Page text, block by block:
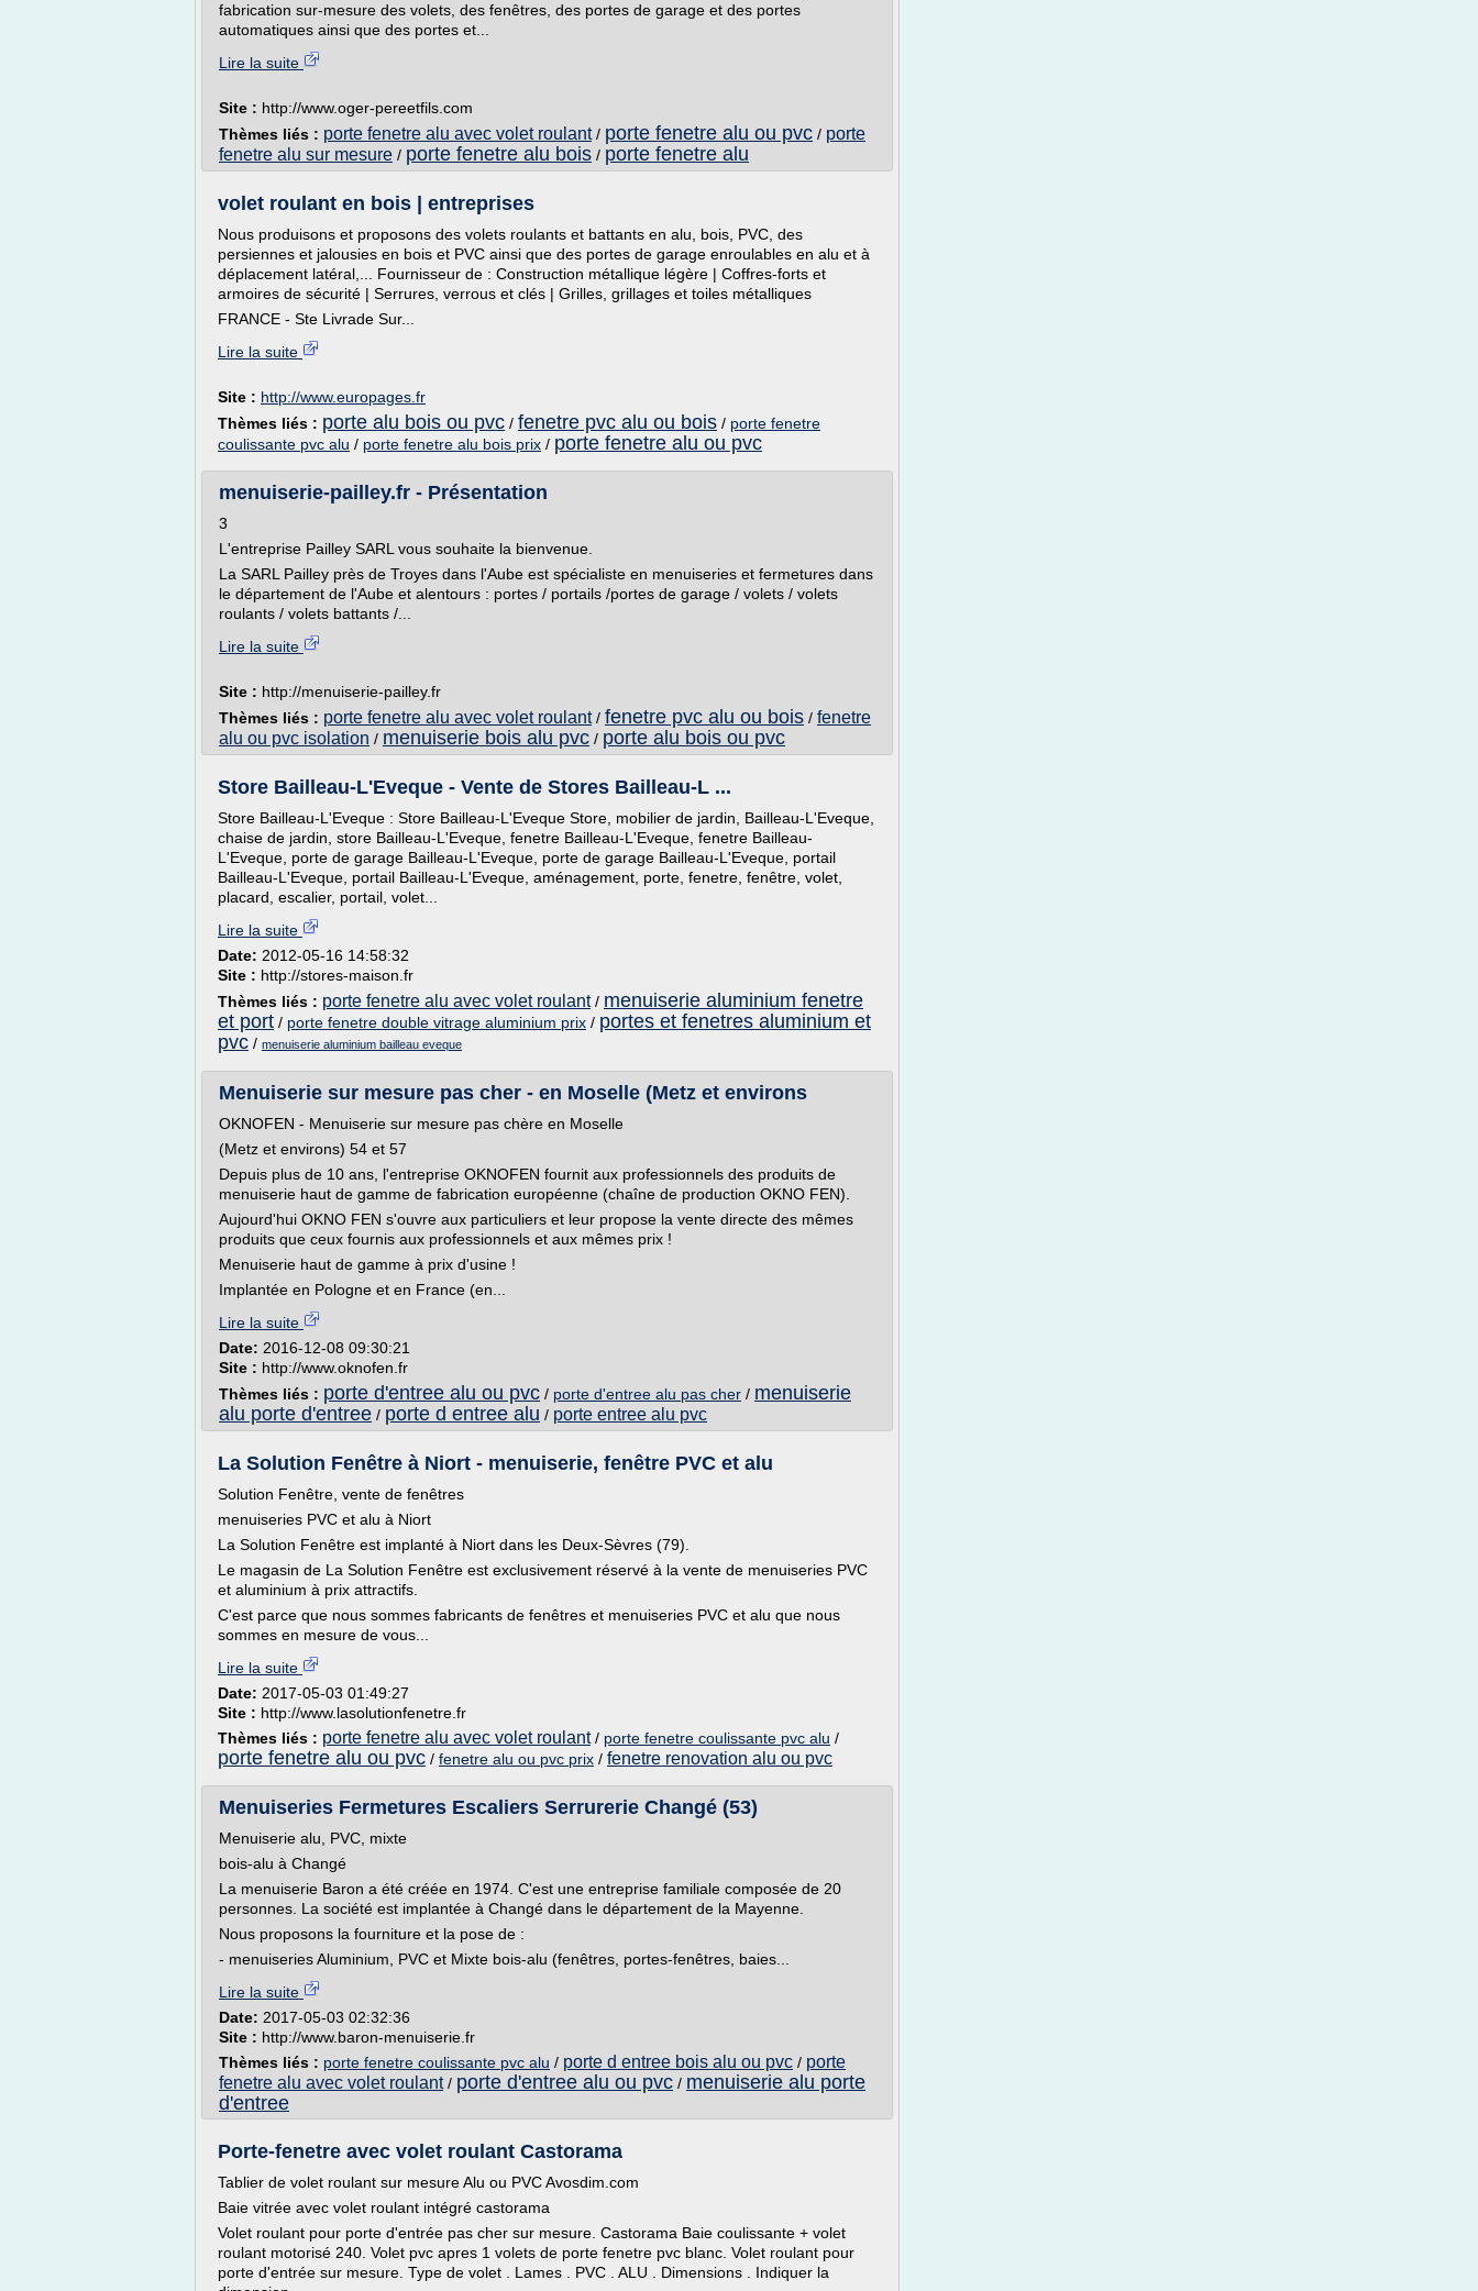
fabrication sur-mesure des volets, des fenêtres, des portes de garage et des portes
automatiques ainsi que des portes et...
Lire la suite
Site : http://www.oger-pereetfils.com
Thèmes liés : porte fenetre alu avec volet roulant/ porte fenetre alu ou pvc / porte
fenetre alu sur mesure / porte fenetre alu bois / porte fenetre alu
volet roulant en bois | entreprises
Nous produisons et proposons des volets roulants et battants en alu, bois, PVC, des
persiennes et jalousies en bois et PVC ainsi que des portes de garage enroulables en alu et à
déplacement latéral,... Fournisseur de : Construction métallique légère | Coffres-forts et
armoires de sécurité | Serrures, verrous et clés | Grilles, grillages et toiles métalliques
FRANCE - Ste Livrade Sur...
Lire la suite
Site : http://www.europages.fr
Thèmes liés : porte alu bois ou pvc / fenetre pvc alu ou bois / porte fenetre
coulissante pvc alu / porte fenetre alu bois prix / porte fenetre alu ou pvc
menuiserie-pailley.fr - Présentation
3
L'entreprise Pailley SARL vous souhaite la bienvenue.
La SARL Pailley près de Troyes dans l'Aube est spécialiste en menuiseries et fermetures dans
le département de l'Aube et alentours : portes / portails /portes de garage / volets / volets
roulants / volets battants /...
Lire la suite
Site : http://menuiserie-pailley.fr
Thèmes liés : porte fenetre alu avec volet roulant/ fenetre pvc alu ou bois / fenetre
alu ou pvc isolation / menuiserie bois alu pvc / porte alu bois ou pvc
Store Bailleau-L'Eveque - Vente de Stores Bailleau-L ...
Store Bailleau-L'Eveque : Store Bailleau-L'Eveque Store, mobilier de jardin, Bailleau-L'Eveque,
chaise de jardin, store Bailleau-L'Eveque, fenetre Bailleau-L'Eveque, fenetre Bailleau-
L'Eveque, porte de garage Bailleau-L'Eveque, porte de garage Bailleau-L'Eveque, portail
Bailleau-L'Eveque, portail Bailleau-L'Eveque, aménagement, porte, fenetre, fenêtre, volet,
placard, escalier, portail, volet...
Lire la suite
Date: 2012-05-16 14:58:32
Site : http://stores-maison.fr
Thèmes liés : porte fenetre alu avec volet roulant/ menuiserie aluminium fenetre
et port / porte fenetre double vitrage aluminium prix / portes et fenetres aluminium et
pvc / menuiserie aluminium bailleau eveque
Menuiserie sur mesure pas cher - en Moselle (Metz et environs
OKNOFEN - Menuiserie sur mesure pas chère en Moselle
(Metz et environs) 54 et 57
Depuis plus de 10 ans, l'entreprise OKNOFEN fournit aux professionnels des produits de
menuiserie haut de gamme de fabrication européenne (chaîne de production OKNO FEN).
Aujourd'hui OKNO FEN s'ouvre aux particuliers et leur propose la vente directe des mêmes
produits que ceux fournis aux professionnels et aux mêmes prix !
Menuiserie haut de gamme à prix d'usine !
Implantée en Pologne et en France (en...
Lire la suite
Date: 2016-12-08 09:30:21
Site : http://www.oknofen.fr
Thèmes liés : porte d'entree alu ou pvc / porte d'entree alu pas cher / menuiserie
alu porte d'entree / porte d entree alu / porte entree alu pvc
La Solution Fenêtre à Niort - menuiserie, fenêtre PVC et alu
Solution Fenêtre, vente de fenêtres
menuiseries PVC et alu à Niort
La Solution Fenêtre est implanté à Niort dans les Deux-Sèvres (79).
Le magasin de La Solution Fenêtre est exclusivement réservé à la vente de menuiseries PVC
et aluminium à prix attractifs.
C'est parce que nous sommes fabricants de fenêtres et menuiseries PVC et alu que nous
sommes en mesure de vous...
Lire la suite
Date: 2017-05-03 01:49:27
Site : http://www.lasolutionfenetre.fr
Thèmes liés : porte fenetre alu avec volet roulant/ porte fenetre coulissante pvc alu /
porte fenetre alu ou pvc / fenetre alu ou pvc prix / fenetre renovation alu ou pvc
Menuiseries Fermetures Escaliers Serrurerie Changé (53)
Menuiserie alu, PVC, mixte
bois-alu à Changé
La menuiserie Baron a été créée en 1974. C'est une entreprise familiale composée de 20
personnes. La société est implantée à Changé dans le département de la Mayenne.
Nous proposons la fourniture et la pose de :
- menuiseries Aluminium, PVC et Mixte bois-alu (fenêtres, portes-fenêtres, baies...
Lire la suite
Date: 2017-05-03 02:32:36
Site : http://www.baron-menuiserie.fr
Thèmes liés : porte fenetre coulissante pvc alu / porte d entree bois alu ou pvc / porte
fenetre alu avec volet roulant/ porte d'entree alu ou pvc / menuiserie alu porte
d'entree
Porte-fenetre avec volet roulant Castorama
Tablier de volet roulant sur mesure Alu ou PVC Avosdim.com
Baie vitrée avec volet roulant intégré castorama
Volet roulant pour porte d'entrée pas cher sur mesure. Castorama Baie coulissante + volet
roulant motorisé 240. Volet pvc apres 1 volets de porte fenetre pvc blanc. Volet roulant pour
porte d'entrée sur mesure. Type de volet . Lames . PVC . ALU . Dimensions . Indiquer la